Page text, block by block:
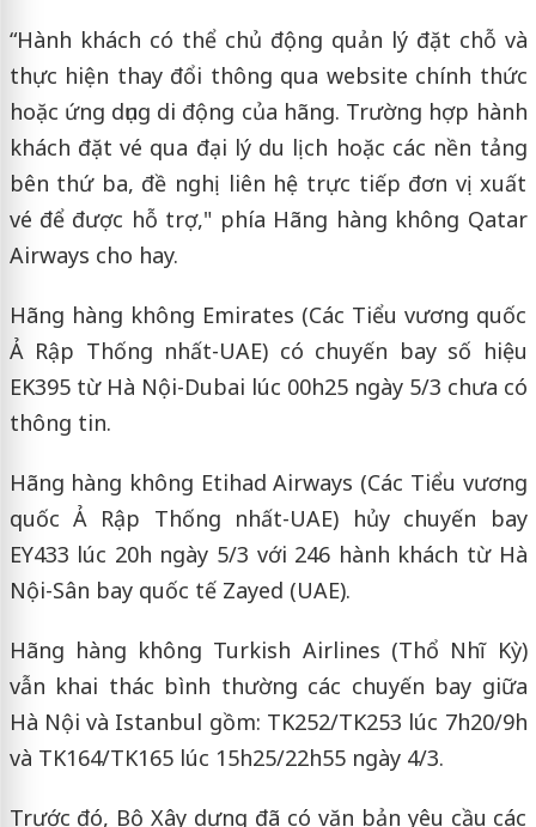
“Hành khách có thể chủ động quản lý đặt chỗ và
thực hiện thay đổi thông qua website chính thức
hoặc ứng dụng di động của hãng. Trường hợp hành
khách đặt vé qua đại lý du lịch hoặc các nền tảng
bên thứ ba, đề nghị liên hệ trực tiếp đơn vị xuất
vé để được hỗ trợ," phía Hãng hàng không Qatar
Airways cho hay.
Hãng hàng không Emirates (Các Tiểu vương quốc
Ả Rập Thống nhất-UAE) có chuyến bay số hiệu
EK395 từ Hà Nội-Dubai lúc 00h25 ngày 5/3 chưa có
thông tin.
Hãng hàng không Etihad Airways (Các Tiểu vương
quốc Ả Rập Thống nhất-UAE) hủy chuyến bay
EY433 lúc 20h ngày 5/3 với 246 hành khách từ Hà
Nội-Sân bay quốc tế Zayed (UAE).
Hãng hàng không Turkish Airlines (Thổ Nhĩ Kỳ)
vẫn khai thác bình thường các chuyến bay giữa
Hà Nội và Istanbul gồm: TK252/TK253 lúc 7h20/9h
và TK164/TK165 lúc 15h25/22h55 ngày 4/3.
Trước đó, Bộ Xây dựng đã có văn bản yêu cầu các